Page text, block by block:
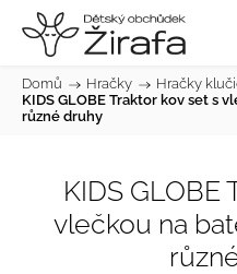
Domů / Hračky / Hračky
KIDS GLOBE Traktor kov set s
různé druhy
KIDS GLOBE
vlečkou na